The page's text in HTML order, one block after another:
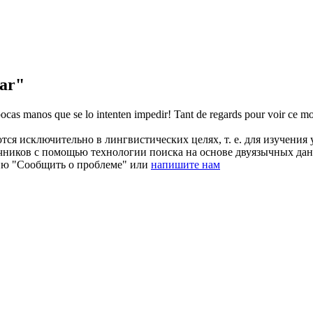
manos que se lo intenten impedir! Tant de regards pour voir ce
исключительно в лингвистических целях, т. е. для
с помощью технологии поиска на основе двуязычных
"Сообщить о проблеме" или напишите нам